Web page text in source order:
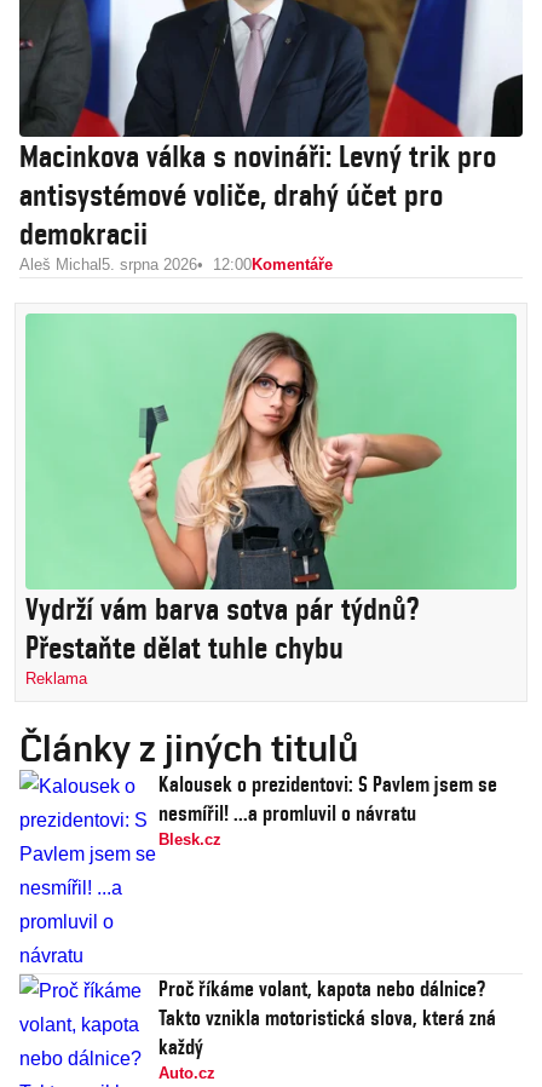
Macinkova válka s novináři: Levný trik pro
antisystémové voliče, drahý účet pro
demokracii
Aleš Michal 5. srpna 2026 12:00Komentáře
Vydrží vám barva sotva pár týdnů?
Přestaňte dělat tuhle chybu
Reklama
Články z jiných titulů
Kalousek o prezidentovi: S Pavlem jsem se
nesmířil! ...a promluvil o návratu
Blesk.cz
Proč říkáme volant, kapota nebo dálnice?
Takto vznikla motoristická slova, která zná
každý
Auto.cz